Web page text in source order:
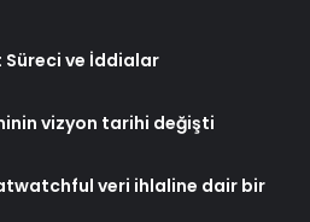
Süreci ve İddialar
vizyon tarihi değişti
veri ihlaline dair bir